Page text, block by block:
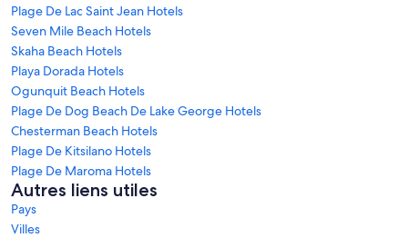
Plage De Lac Saint Jean Hotels
Seven Mile Beach Hotels
Skaha Beach Hotels
Playa Dorada Hotels
Ogunquit Beach Hotels
Plage De Dog Beach De Lake George Hotels
Chesterman Beach Hotels
Plage De Kitsilano Hotels
Plage De Maroma Hotels
Autres liens utiles
Pays
Villes